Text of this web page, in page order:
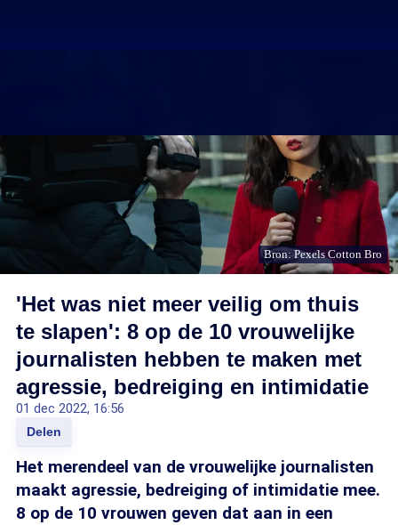
Bron: Pexels Cotton Bro
'Het was niet meer veilig om thuis
te slapen': 8 op de 10 vrouwelijke
journalisten hebben te maken met
agressie, bedreiging en intimidatie
01 dec 2022, 16:56
Delen
Het merendeel van de vrouwelijke journalisten
maakt agressie, bedreiging of intimidatie mee.
8 op de 10 vrouwen geven dat aan in een